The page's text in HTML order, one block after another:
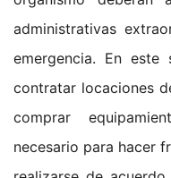
administrativas
emergencia. En este
contratar locaciones
comprar
necesario para hacer